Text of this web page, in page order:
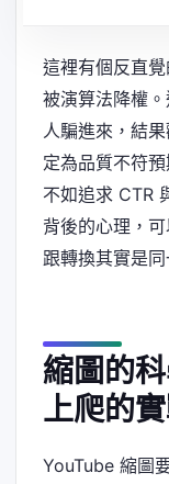
這裡有個反直
被演算法降權
人騙進來，結
定為品質不符
不如追求 CTR
背後的心理，
跟轉換其實是
縮圖的
上爬的
YouTube 縮圖